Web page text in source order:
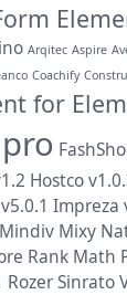
Arqitec Aspire
Coachify
for
Hostco
Impreza
Mindiv Mixy
Rank Math
RozerSinrato